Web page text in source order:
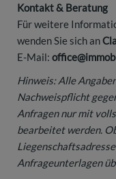
Kontakt & Beratung
Für weitere
wenden Sie sich an
E-Mail:
Hinweis: Alle
Nachweispflicht
Anfragen nur mit
bearbeitet werden.
Anfrageunterlagen